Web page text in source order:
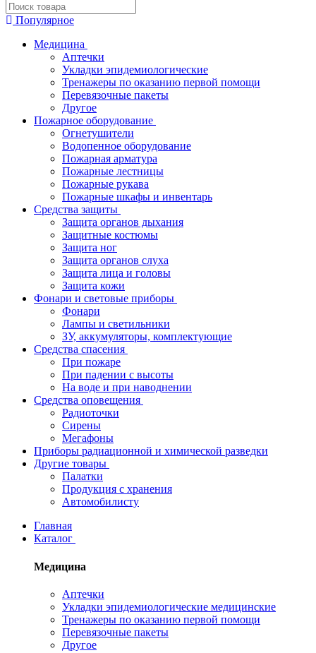
Популярное
Медицина
Аптечки
Укладки эпидемиологические
Тренажеры по оказанию первой помощи
Перевязочные пакеты
Другое
Пожарное оборудование
Огнетушители
Водопенное оборудование
Пожарная арматура
Пожарные лестницы
Пожарные рукава
Пожарные шкафы и инвентарь
Средства защиты
Защита органов дыхания
Защитные костюмы
Защита ног
Защита органов слуха
Защита лица и головы
Защита кожи
Фонари и световые приборы
Фонари
Лампы и светильники
ЗУ, аккумуляторы, комплектующие
Средства спасения
При пожаре
При падении с высоты
На воде и при наводнении
Средства оповещения
Радиоточки
Сирены
Мегафоны
Приборы радиационной и химической разведки
Другие товары
Палатки
Продукция с хранения
Автомобилисту
Главная
Каталог
Медицина
Аптечки
Укладки эпидемиологические медицинские
Тренажеры по оказанию первой помощи
Перевязочные пакеты
Другое